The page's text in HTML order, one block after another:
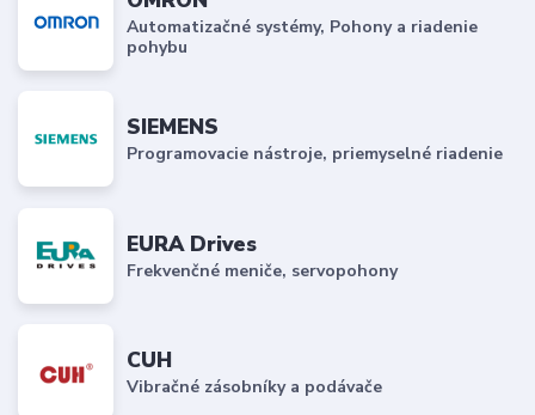
Automatizačné systémy, Pohony a riadenie
pohybu
SIEMENS
Programovacie nástroje, priemyselné riadenie
EURA Drives
Frekvenčné meniče, servopohony
CUH
Vibračné zásobníky a podávače